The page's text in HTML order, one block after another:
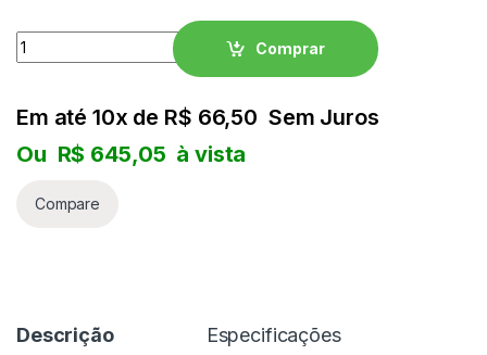
Quantity
Comprar
Em até 10x de R$ 66,50 Sem Juros
Ou R$ 645,05 à vista
Compare
Descrição Especificações